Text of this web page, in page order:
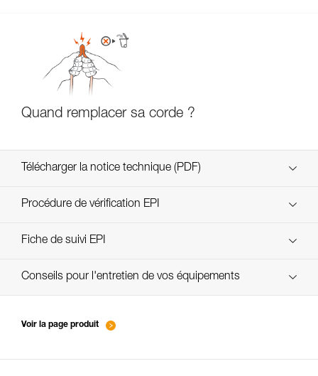
Quand remplacer sa corde ?
Télécharger la notice technique (PDF)
Technical Notice
Procédure de vérification EPI
verif-EPI-cordes-procedure-FR
Fiche de suivi EPI
verif-EPI-cordes-suivi- FR
Conseils pour l'entretien de vos équipements
Voir la page produit